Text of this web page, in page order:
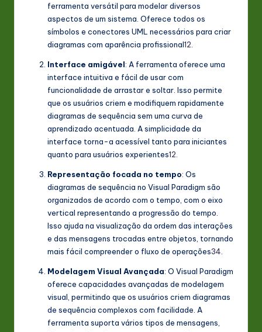
ferramenta versátil para modelar diversos
aspectos de um sistema. Oferece todos os
símbolos e conectores UML necessários para criar
diagramas com aparência profissional12
Interface amigável: A ferramenta oferece uma
interface intuitiva e fácil de usar com
funcionalidade de arrastar e soltar. Isso permite
que os usuários criem e modifiquem rapidamente
diagramas de sequência sem uma curva de
aprendizado acentuada. A simplicidade da
interface torna-a acessível tanto para iniciantes
quanto para usuários experientes12
Representação focada no tempo: Os
diagramas de sequência no Visual Paradigm são
organizados de acordo com o tempo, com o eixo
vertical representando a progressão do tempo.
Isso ajuda na visualização da ordem das interações
e das mensagens trocadas entre objetos, tornando
mais fácil compreender o fluxo de operações34
Modelagem Visual Avançada: O Visual Paradigm
oferece capacidades avançadas de modelagem
visual, permitindo que os usuários criem diagramas
de sequência complexos com facilidade. A
ferramenta suporta vários tipos de mensagens,